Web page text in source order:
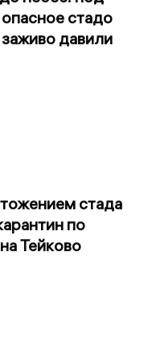
стадо
давили
стада
по
Тейково